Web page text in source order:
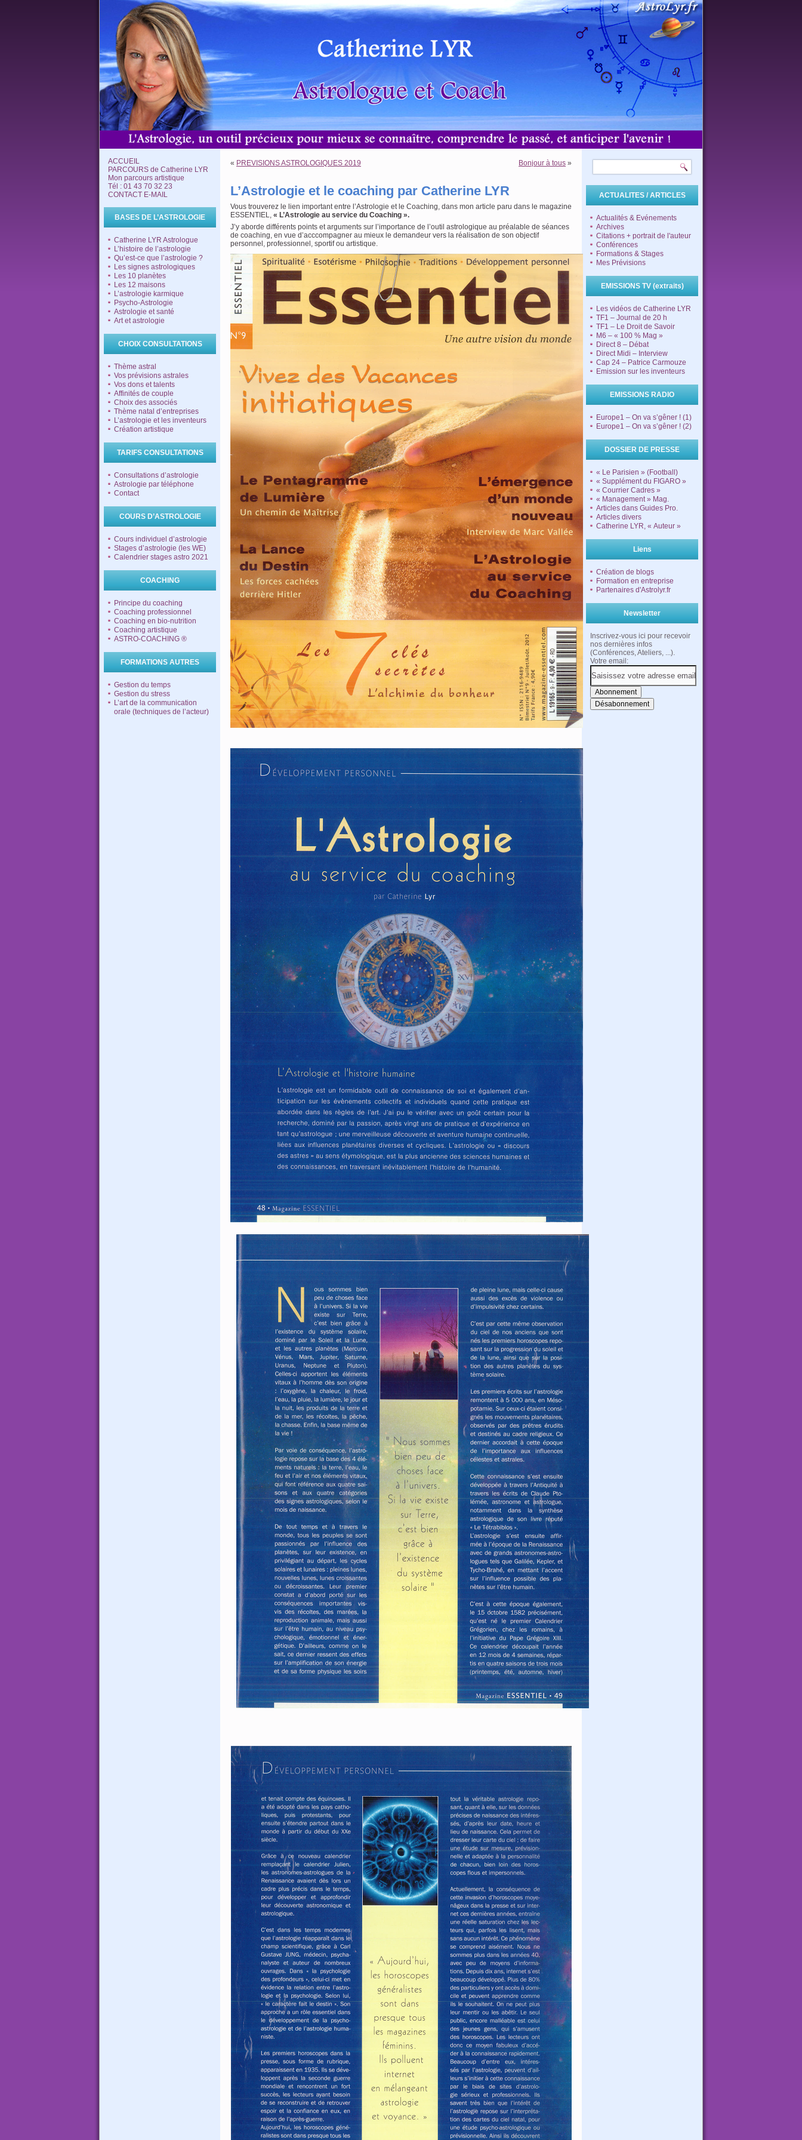
ACCUEIL
PARCOURS de Catherine LYR
Mon parcours artistique
Tél : 01 43 70 32 23
CONTACT E-MAIL
BASES DE L’ASTROLOGIE
Catherine LYR Astrologue
L’histoire de l’astrologie
Qu’est-ce que l’astrologie ?
Les signes astrologiques
Les 10 planètes
Les 12 maisons
L’astrologie karmique
Psycho-Astrologie
Astrologie et santé
Art et astrologie
CHOIX CONSULTATIONS
Thème astral
Vos prévisions astrales
Vos dons et talents
Affinités de couple
Choix des associés
Thème natal d’entreprises
L’astrologie et les inventeurs
Création artistique
TARIFS CONSULTATIONS
Consultations d’astrologie
Astrologie par téléphone
Contact
COURS D’ASTROLOGIE
Cours individuel d’astrologie
Stages d’astrologie (les WE)
Calendrier stages astro 2021
COACHING
Principe du coaching
Coaching professionnel
Coaching en bio-nutrition
Coaching artistique
ASTRO-COACHING ®
FORMATIONS AUTRES
Gestion du temps
Gestion du stress
L’art de la communication
orale (techniques de l’acteur)
« PREVISIONS ASTROLOGIQUES 2019 Bonjour à tous »
L’Astrologie et le coaching par Catherine LYR
Vous trouverez le lien important entre l’Astrologie et le Coaching, dans mon article paru dans le magazine
ESSENTIEL, « L’Astrologie au service du Coaching ».
J’y aborde différents points et arguments sur l’importance de l’outil astrologique au préalable de séances
de coaching, en vue d’acccompagner au mieux le demandeur vers la réalisation de son objectif
personnel, professionnel, sportif ou artistique.
ACTUALITES / ARTICLES
Actualités & Evénements
Archives
Citations + portrait de l'auteur
Conférences
Formations & Stages
Mes Prévisions
EMISSIONS TV (extraits)
Les vidéos de Catherine LYR
TF1 – Journal de 20 h
TF1 – Le Droit de Savoir
M6 – « 100 % Mag »
Direct 8 – Débat
Direct Midi – Interview
Cap 24 – Patrice Carmouze
Emission sur les inventeurs
EMISSIONS RADIO
Europe1 – On va s’gêner ! (1)
Europe1 – On va s’gêner ! (2)
DOSSIER DE PRESSE
« Le Parisien » (Football)
« Supplément du FIGARO »
« Courrier Cadres »
« Management » Mag.
Articles dans Guides Pro.
Articles divers
Catherine LYR, « Auteur »
Liens
Création de blogs
Formation en entreprise
Partenaires d'Astrolyr.fr
Newsletter
Inscrivez-vous ici pour recevoir
nos dernières infos
(Conférences, Ateliers, ...).
Votre email: